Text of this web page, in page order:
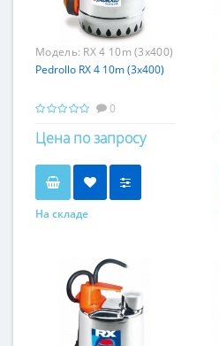
Модель: RX 4 10m (3x400)
Pedrollo RX 4 10m (3x400)
0
Цена по запросу
На складе